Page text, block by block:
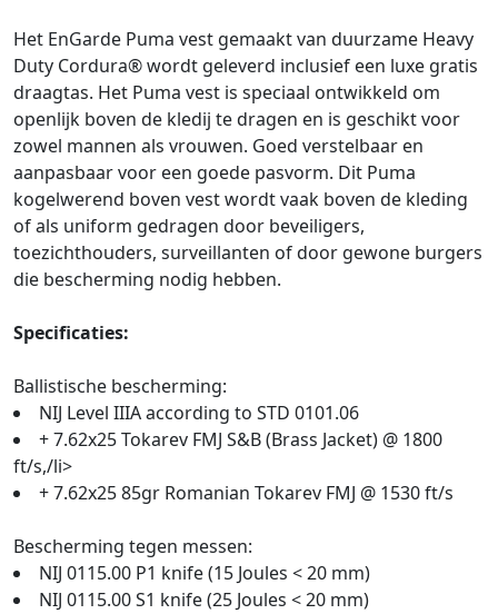
Het EnGarde Puma vest gemaakt van duurzame Heavy
Duty Cordura® wordt geleverd inclusief een luxe gratis
draagtas. Het Puma vest is speciaal ontwikkeld om
openlijk boven de kledij te dragen en is geschikt voor
zowel mannen als vrouwen. Goed verstelbaar en
aanpasbaar voor een goede pasvorm. Dit Puma
kogelwerend boven vest wordt vaak boven de kleding
of als uniform gedragen door beveiligers,
toezichthouders, surveillanten of door gewone burgers
die bescherming nodig hebben.
Specificaties:
Ballistische bescherming:
NIJ Level IIIA according to STD 0101.06
+ 7.62x25 Tokarev FMJ S&B (Brass Jacket) @ 1800
ft/s,/li>
+ 7.62x25 85gr Romanian Tokarev FMJ @ 1530 ft/s
Bescherming tegen messen:
NIJ 0115.00 P1 knife (15 Joules < 20 mm)
NIJ 0115.00 S1 knife (25 Joules < 20 mm)